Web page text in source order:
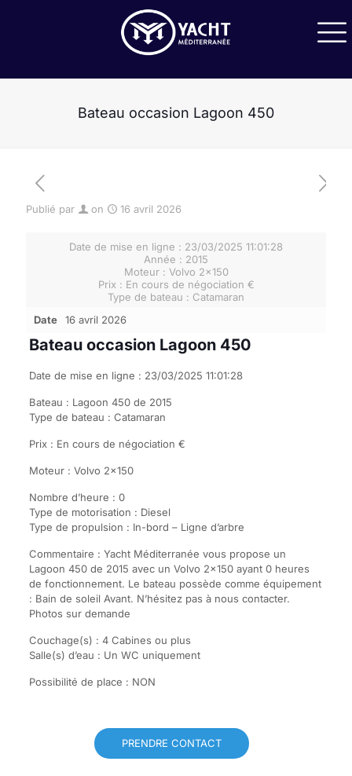
Bateau occasion Lagoon 450
Publié par on
16 avril 2026
Date de mise en ligne : 23/03/2025 11:01:28
Année : 2015
Moteur : Volvo 2x150
Prix : En cours de négociation €
Type de bateau : Catamaran
Date
16 avril 2026
Bateau occasion Lagoon 450
Date de mise en ligne : 23/03/2025 11:01:28
Bateau : Lagoon 450 de 2015
Type de bateau : Catamaran
Prix : En cours de négociation €
Moteur : Volvo 2×150
Nombre d’heure : 0
Type de motorisation : Diesel
Type de propulsion : In-bord – Ligne d’arbre
Commentaire : Yacht Méditerranée vous propose un
Lagoon 450 de 2015 avec un Volvo 2×150 ayant 0 heures
de fonctionnement. Le bateau possède comme équipement
: Bain de soleil Avant. N’hésitez pas à nous contacter.
Photos sur demande
Couchage(s) : 4 Cabines ou plus
Salle(s) d’eau : Un WC uniquement
Possibilité de place : NON
PRENDRE CONTACT